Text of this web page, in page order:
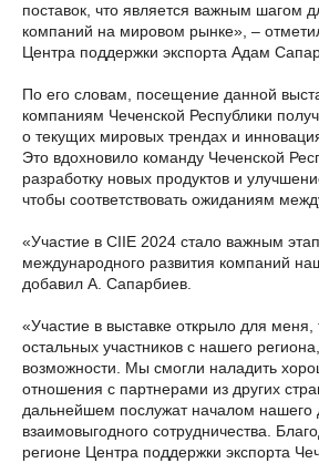
поставок, что является важным шагом
компаний на мировом рынке», –
Центра поддержки экспорта Адам
По его словам, посещение данной
компаниям Чеченской Республики
о текущих мировых трендах и
Это вдохновило команду Чеченской
разработку новых продуктов и
чтобы соответствовать ожиданиям
«Участие в CIIE 2024 стало важным
международного развития компаний
добавил А. Сапарбиев.
«Участие в выставке открыло для меня,
остальных участников с нашего
возможности. Мы смогли наладить
отношения с партнерами из других
дальнейшем послужат началом нашего
взаимовыгодного сотрудничества.
регионе Центра поддержки экспорта